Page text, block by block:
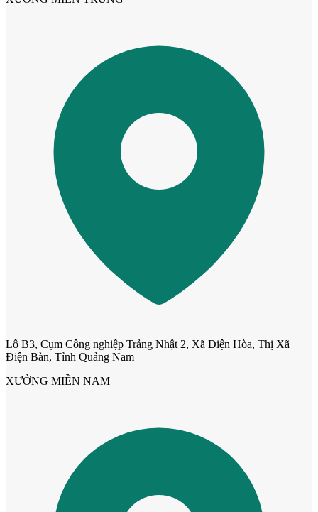
Cửa Nhựa Lõi Thép Upvc
Lô B3, Cụm Công nghiệp Trảng Nhật 2, Xã Điện Hòa, Thị Xã
Điện Bàn, Tỉnh Quảng Nam
XƯỞNG MIỀN NAM